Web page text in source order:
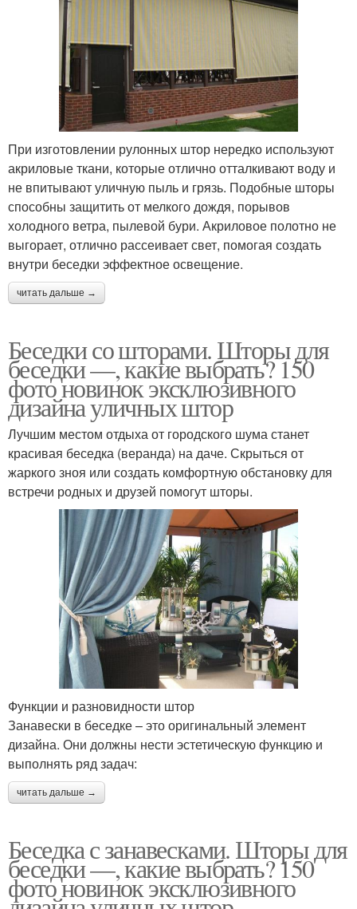
При изготовлении рулонных штор нередко используют
акриловые ткани, которые отлично отталкивают воду и
не впитывают уличную пыль и грязь. Подобные шторы
способны защитить от мелкого дождя, порывов
холодного ветра, пылевой бури. Акриловое полотно не
выгорает, отлично рассеивает свет, помогая создать
внутри беседки эффектное освещение.
читать дальше →
Беседки со шторами. Шторы для
беседки —, какие выбрать? 150
фото новинок эксклюзивного
дизайна уличных штор
Лучшим местом отдыха от городского шума станет
красивая беседка (веранда) на даче. Скрыться от
жаркого зноя или создать комфортную обстановку для
встречи родных и друзей помогут шторы.
Функции и разновидности штор
Занавески в беседке – это оригинальный элемент
дизайна. Они должны нести эстетическую функцию и
выполнять ряд задач:
читать дальше →
Беседка с занавесками. Шторы для
беседки —, какие выбрать? 150
фото новинок эксклюзивного